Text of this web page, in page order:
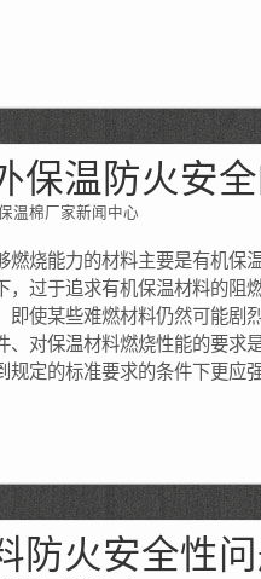
保温防火安
温棉厂家新闻中心
燃烧能力的材料主要是有机保
，过于追求有机保温材料的阻
即使某些难燃材料仍然可能剧
、对保温材料燃烧性能的要
规定的标准要求的条件下更应
防火安全性